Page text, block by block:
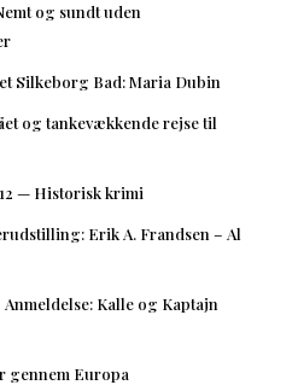
og sundt uden
Silkeborg Bad: Maria Dubin
og tankevækkende rejse til
— Historisk krimi
Erik A. Frandsen – Al
Anmeldelse: Kalle og Kaptajn
gennem Europa